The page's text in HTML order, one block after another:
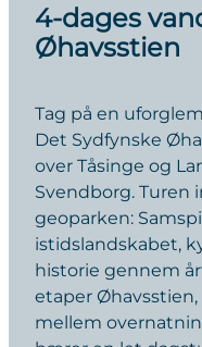
4-dages
Øhavsstien
Tag på en
Det Sydfynske
over Tåsinge og
Svendborg. Turen
geoparken:
istidslandskabet,
historie gennem
etaper
mellem